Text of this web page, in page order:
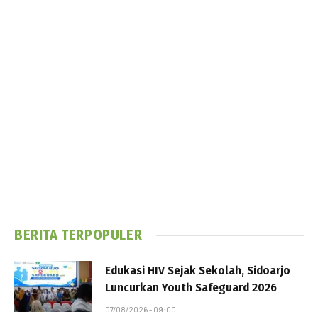
BERITA TERPOPULER
Edukasi HIV Sejak Sekolah, Sidoarjo
Luncurkan Youth Safeguard 2026
07/08/2026 - 09:00